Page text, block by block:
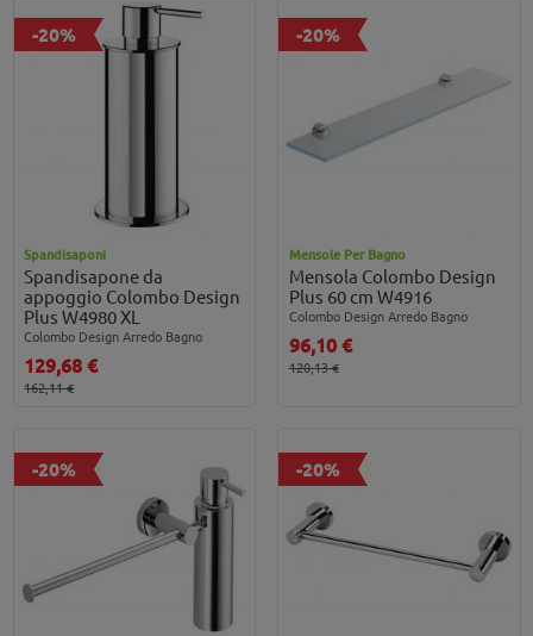
-20%
Spandisaponi
Spandisapone da
appoggio Colombo Design
Plus W4980 XL
Colombo Design Arredo Bagno
129,68 €
162,11 €
-20%
Mensole Per Bagno
Mensola Colombo Design
Plus 60 cm W4916
Colombo Design Arredo Bagno
96,10 €
120,13 €
-20% -20%